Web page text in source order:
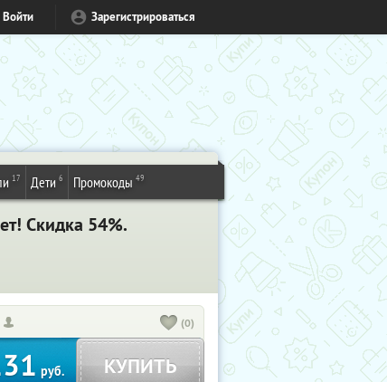
Войти Зарегистрироваться
17 Дети 6 Промокоды 49
Скидка 54%.
(0)
руб. КУПИТЬ